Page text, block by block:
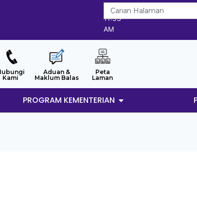
6/8/2026
11:53
AM
Kami
Aduan &
Maklum Balas
Peta
Laman
PROGRAM KEMENTERIAN